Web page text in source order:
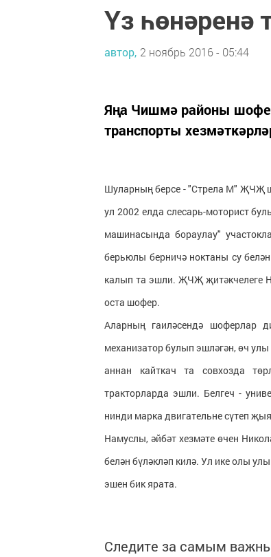
Үз һөнәренә
автор, 2 ноябрь 2016 - 05:44
Яңа Чишмә районы
транспорты
Шуларның берсе - "Стрела М" ҖЧҖ
ул 2002 елда слесарь-моторист
машинасында бораулау"
берьюлы берничә ноктаны су
калып та эшли. ҖЧҖ җитәкчелеге
оста шофер.
Аларның гаиләсендә шоферлар
механизатор булып эшләгән, өч
аннан кайткач та совхозда
тракторларда эшли. Белгеч -
нинди марка двигательне сүтеп
Намуслы, әйбәт хезмәте өчен
белән бүләкләп килә. Ул ике олы
эшен бик ярата.
Следите за самым